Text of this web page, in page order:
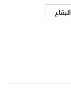
البقاع